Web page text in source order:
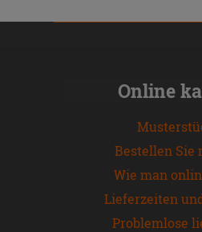
Online
Bestellen Sie
Wie man
Lieferzeiten
Problemlose